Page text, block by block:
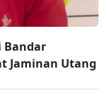
Bandar
Jaminan Utang